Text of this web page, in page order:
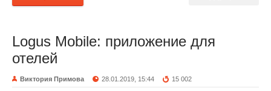
Logus Mobile: приложение для
отелей
Виктория Примова 28.01.2019, 15:44 15 002